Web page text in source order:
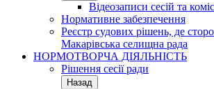
Відеозаписи сесій та
Нормативне забезпечення
Реєстр судових рішень, де
Макарівська селищна рада
НОРМОТВОРЧА ДІЯЛЬНІСТЬ
Рішення сесії ради
Назад